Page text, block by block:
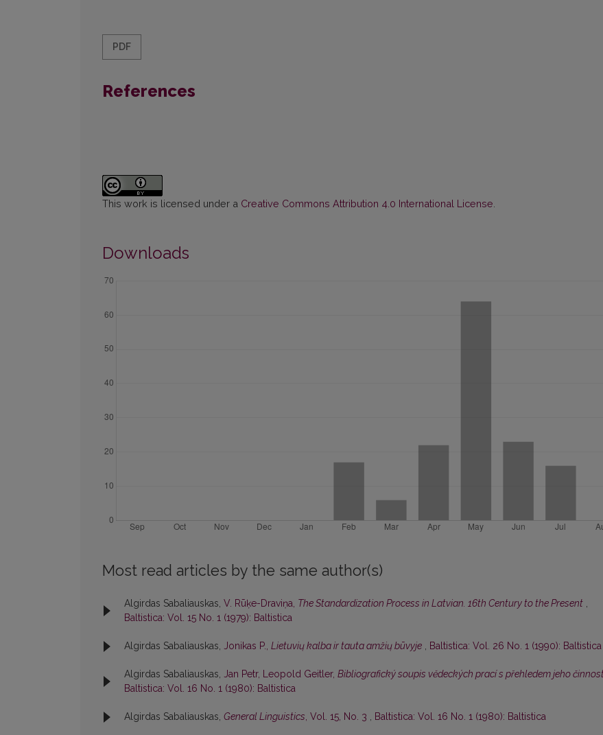
PDF
References
This work is licensed under a Creative Commons Attribution 4.0 International License
Downloads
Most read articles by the same author(s)
Algirdas Sabaliauskas, V. Rūķe-Draviņa, The Standardization Process in Latvian. 16th Century to the Present ,
Baltistica: Vol. 15 No. 1 (1979): Baltistica
Algirdas Sabaliauskas, Jonikas P., Lietuvių kalba ir tauta amžių būvyje , Baltistica: Vol. 26 No. 1 (1990): Baltistica
Algirdas Sabaliauskas, Jan Petr, Leopold Geitler, Bibliografický soupis vĕdeckých prací s přehledem jeho
Baltistica: Vol. 16 No. 1 (1980): Baltistica
Algirdas Sabaliauskas, General Linguistics, Vol. 15, No. 3 , Baltistica: Vol. 16 No. 1 (1980): Baltistica